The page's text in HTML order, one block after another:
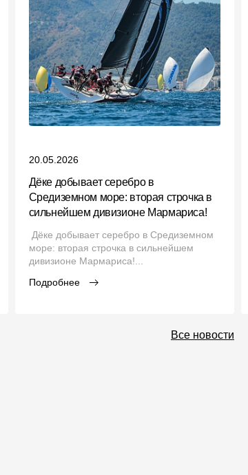
20.05.2026
Дёке добывает серебро в
Средиземном море: вторая строчка в
сильнейшем дивизионе Мармариса!
Дёке добывает серебро в Средиземном
море: вторая строчка в сильнейшем
дивизионе Мармариса!...
Подробнее
Все новости